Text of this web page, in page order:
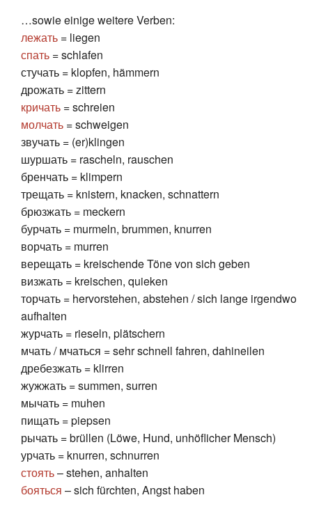
…sowie einige weitere Verben:
лежать = liegen
спать = schlafen
стучать = klopfen, hämmern
дрожать = zittern
кричать = schreien
молчать = schweigen
звучать = (er)klingen
шуршать = rascheln, rauschen
бренчать = klimpern
трещать = knistern, knacken, schnattern
брюзжать = meckern
бурчать = murmeln, brummen, knurren
ворчать = murren
верещать = kreischende Töne von sich geben
визжать = kreischen, quieken
торчать = hervorstehen, abstehen / sich lange irgendwo
aufhalten
журчать = rieseln, plätschern
мчать / мчаться = sehr schnell fahren, dahineilen
дребезжать = klirren
жужжать = summen, surren
мычать = muhen
пищать = piepsen
рычать = brüllen (Löwe, Hund, unhöflicher Mensch)
урчать = knurren, schnurren
стоять– stehen, anhalten
бояться – sich fürchten, Angst haben